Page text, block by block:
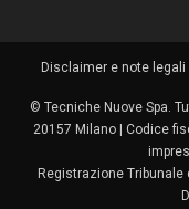
Disclaimer e note legali
© Tecniche Nuove Spa.
20157 Milano | Codice
Registrazione Tribunale